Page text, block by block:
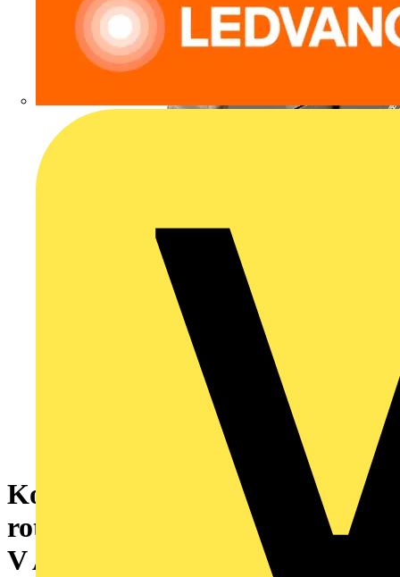
Koppelrelais, 230 V AC, LED
rot, 2 Wechsler (AgSnO) , 250
V AC, 5 A, PUSH IN